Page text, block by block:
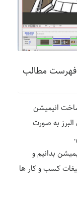
فهرست مطالب
انیمیشن
به صورت
بدانیم و
کسب و کار ها